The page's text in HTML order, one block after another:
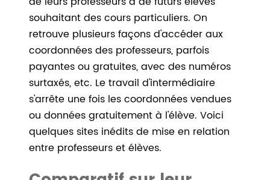
souhaitant des cours particuliers. On
retrouve plusieurs façons d'accéder aux
coordonnées des professeurs, parfois
payantes ou gratuites, avec des numéros
surtaxés, etc. Le travail d'intermédiaire
s'arrête une fois les coordonnées vendues
ou données gratuitement à l'élève. Voici
quelques sites inédits de mise en relation
entre professeurs et élèves.